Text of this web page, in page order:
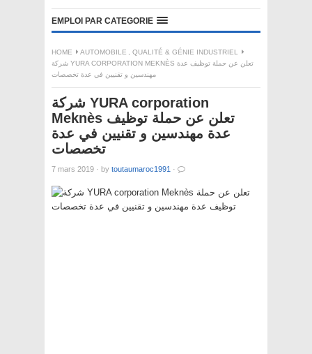
EMPLOI PAR CATEGORIE
HOME AUTOMOBILE , QUALITÉ & GÉNIE INDUSTRIEL
شركة YURA CORPORATION MEKNÈS تعلن عن حملة توظيف عدة
مهندسين و تقنيين في عدة تخصصات
شركة YURA corporation
Meknès تعلن عن حملة توظيف
عدة مهندسين و تقنيين في عدة
تخصصات
7 mars 2019 · by toutaumaroc1991 ·